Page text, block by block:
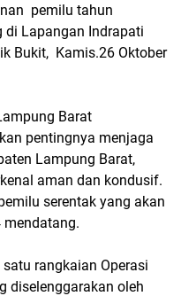
pemilu tahun
Lapangan Indrapati
Bukit, Kamis.26 Oktober
Barat
pentingnya menjaga
Lampung Barat,
aman dan kondusif.
serentak yang akan
mendatang.
rangkaian Operasi
diselenggarakan oleh